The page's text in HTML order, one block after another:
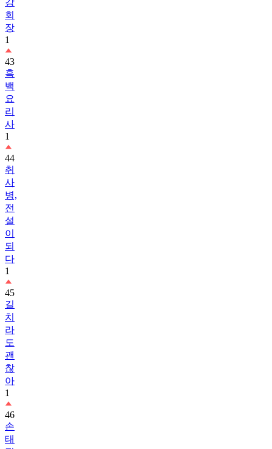
회
장
1
43
흑
백
요
리
사
1
44
취
사
병,
전
설
이
되
다
1
45
길
치
라
도
괜
찮
아
1
46
손
태